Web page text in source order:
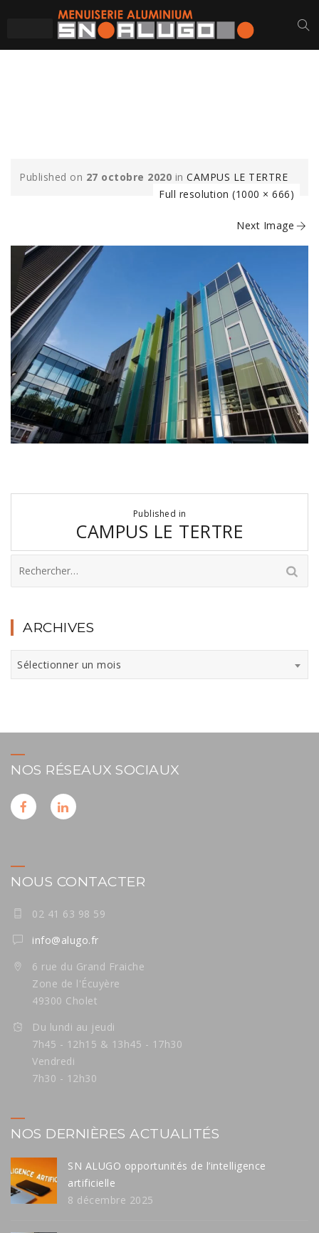
Published on 27 octobre 2020 in CAMPUS LE TERTRE
Full resolution (1000 × 666)
Next Image
l’article
Published in
CAMPUS LE TERTRE
ARCHIVES
Archives
Sélectionner un mois
NOS RÉSEAUX SOCIAUX
NOUS CONTACTER
02 41 63 98 59
info@alugo.fr
6 rue du Grand Fraiche
Zone de l'Écuyère
49300 Cholet
Du lundi au jeudi
7h45 - 12h15 & 13h45 - 17h30
Vendredi
7h30 - 12h30
NOS DERNIÈRES ACTUALITÉS
SN ALUGO opportunités de l’intelligence
artificielle
8 décembre 2025